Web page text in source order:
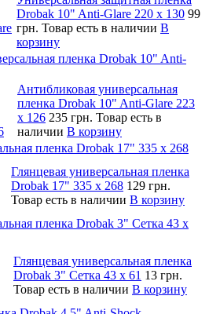
Drobak 10" Anti-Glare 220 x 130 99
грн. Товар есть в наличии В
корзину
пленка Drobak 10" Anti-
Антибликовая универсальная
пленка Drobak 10" Anti-Glare 223
x 126 235 грн. Товар есть в
наличии В корзину
пленка Drobak 17" 335 х 268
Глянцевая универсальная пленка
Drobak 17" 335 х 268 129 грн.
Товар есть в наличии В корзину
пленка Drobak 3" Сетка 43 x
Глянцевая универсальная пленка
Drobak 3" Сетка 43 x 61 13 грн.
Товар есть в наличии В корзину